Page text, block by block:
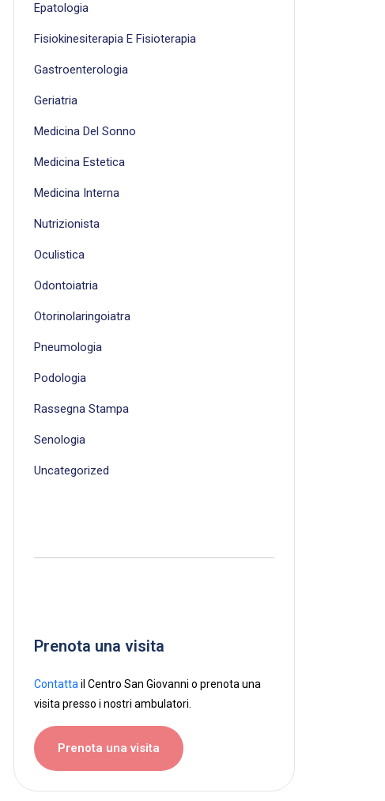
Epatologia
Fisiokinesiterapia E Fisioterapia
Gastroenterologia
Geriatria
Medicina Del Sonno
Medicina Estetica
Medicina Interna
Nutrizionista
Oculistica
Odontoiatria
Otorinolaringoiatra
Pneumologia
Podologia
Rassegna Stampa
Senologia
Uncategorized
Prenota una visita
Contatta il Centro San Giovanni o prenota una
visita presso i nostri ambulatori.
Prenota una visita